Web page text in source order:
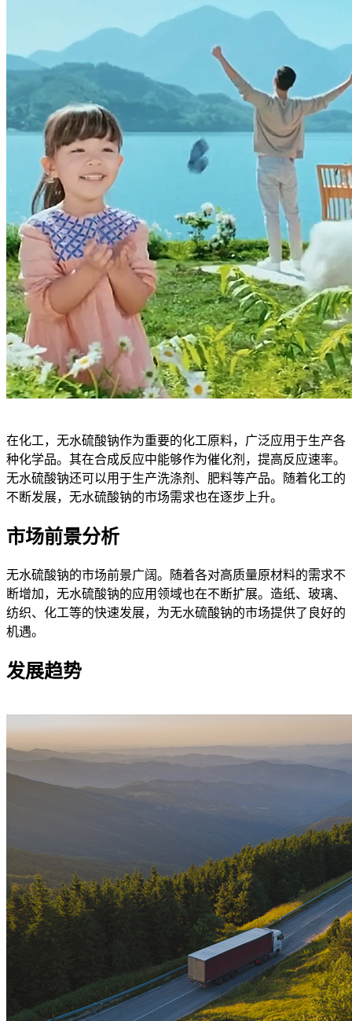
在化工，无水硫酸钠作为重要的化工原料，广泛应用于生产各
种化学品。其在合成反应中能够作为催化剂，提高反应速率。
无水硫酸钠还可以用于生产洗涤剂、肥料等产品。随着化工的
不断发展，无水硫酸钠的市场需求也在逐步上升。
市场前景分析
无水硫酸钠的市场前景广阔。随着各对高质量原材料的需求不
断增加，无水硫酸钠的应用领域也在不断扩展。造纸、玻璃、
纺织、化工等的快速发展，为无水硫酸钠的市场提供了良好的
机遇。
发展趋势